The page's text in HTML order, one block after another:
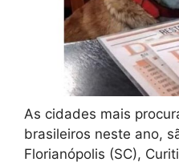
As cidades mais
brasileiros neste ano,
Florianópolis (SC),